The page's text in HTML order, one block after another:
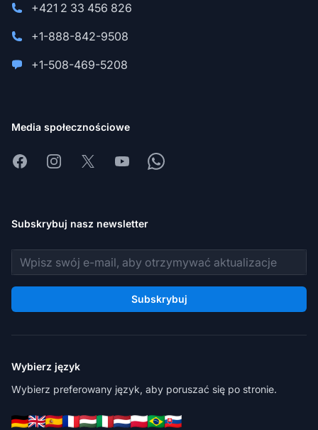
+421 2 33 456 826
+1-888-842-9508
+1-508-469-5208
Media społecznościowe
FacebookInstagram
X YoutubeWhatsapp
Subskrybuj nasz newsletter
Adres e-mail
Subskrybuj
Wybierz język
Wybierz preferowany język, aby poruszać się po stronie.